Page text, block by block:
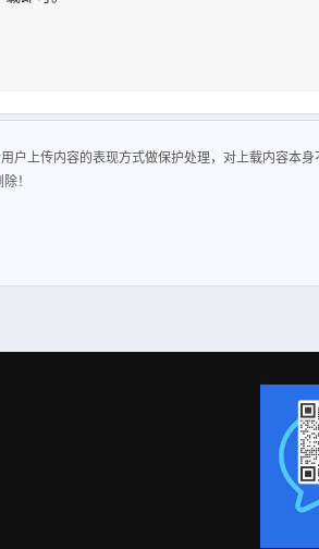
户上传内容的表现方式做保护处理，对上载内容本身
！